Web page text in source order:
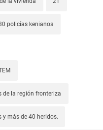
policías kenianos
de la región fronteriza
y más de 40 heridos.